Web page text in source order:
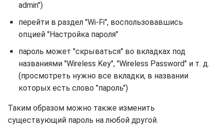
admin")
перейти в раздел "Wi-Fi", воспользовавшись
опцией "Настройка пароля"
пароль может "скрываться" во вкладках под
названиями "Wireless Key", "Wireless Password" и т. д.
(просмотреть нужно все вкладки, в названии
которых есть слово "пароль")
Таким образом можно также изменить
существующий пароль на любой другой.